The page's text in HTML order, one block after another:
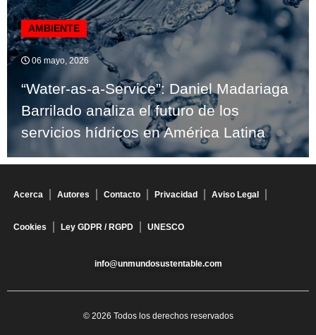
AMBIENTE
06 mayo, 2026
“Water-as-a-Service”: Daniel Madariaga
Barrilado analiza el futuro de los
servicios hídricos en América Latina
Acerca Autores Contacto Privacidad Aviso Legal
Cookies Ley GDPR / RGPD UNESCO
info@unmundosustentable.com
© 2026 Todos los derechos reservados